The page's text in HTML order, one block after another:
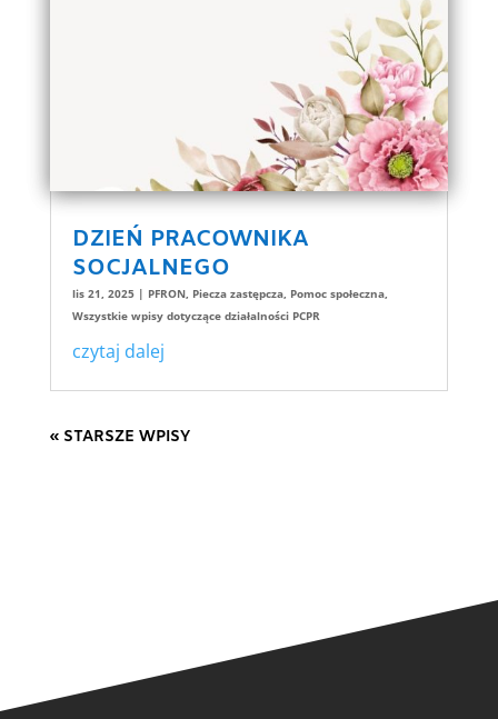
DZIEŃ PRACOWNIKA
SOCJALNEGO
lis 21, 2025| PFRON, Piecza zastępcza, Pomoc społeczna,
Wszystkie wpisy dotyczące działalności PCPR
czytaj dalej
« STARSZE WPISY